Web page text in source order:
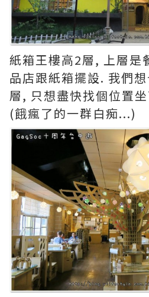
紙箱王樓高2層, 上層是
品店跟紙箱擺設. 我們
層, 只想盡快找個位置
(餓瘋了的一群白痴...)